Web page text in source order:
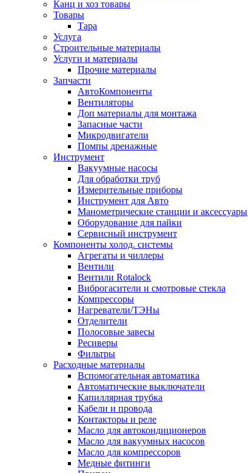
Канц и хоз товары
Товары
Тара
Услуга
Строительные материалы
Услуги и материалы
Прочие материалы
Запчасти
АвтоКомпоненты
Вентиляторы
Доп материалы для монтажа
Запасные части
Микродвигатели
Помпы дренажные
Инструмент
Вакуумные насосы
Для обработки труб
Измерительные приборы
Инструмент для Авто
Манометрические станции и аксессуары
Оборудование для пайки
Сервисный инструмент
Компоненты холод. системы
Агрегаты и чиллеры
Вентили
Вентили Rotalock
Виброгасители и смотровые стекла
Компрессоры
Нагреватели/ТЭНы
Отделители
Полосовые завесы
Ресиверы
Фильтры
Расходные материалы
Вспомогательная автоматика
Автоматические выключатели
Капиллярная трубка
Кабели и провода
Контакторы и реле
Масло для автокондиционеров
Масло для вакуумных насосов
Масло для компрессоров
Медные фитинги